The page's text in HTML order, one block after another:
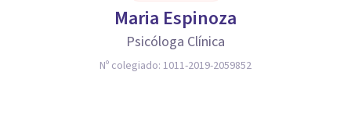
Maria Espinoza
Psicóloga Clínica
Nº colegiado: 1011-2019-2059852